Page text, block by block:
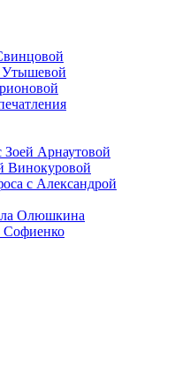
Утышевой
Зоей Арнаутовой
Винокуровой
с Александрой
Олюшкина
Софиенко